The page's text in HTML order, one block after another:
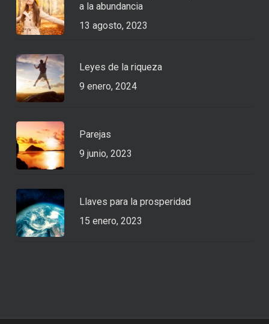
a la abundancia
13 agosto, 2023
Leyes de la riqueza
9 enero, 2024
Parejas
9 junio, 2023
Llaves para la prosperidad
15 enero, 2023